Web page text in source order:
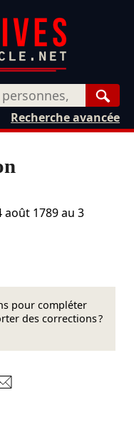
Recherche avancée
août 1789au 3
pour compléter
des corrections ?
Mastodon
sur Bluesky
sur Facebook